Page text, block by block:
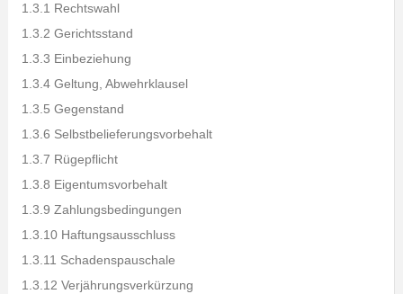
1.3.1 Rechtswahl
1.3.2 Gerichtsstand
1.3.3 Einbeziehung
1.3.4 Geltung, Abwehrklausel
1.3.5 Gegenstand
1.3.6 Selbstbelieferungsvorbehalt
1.3.7 Rügepflicht
1.3.8 Eigentumsvorbehalt
1.3.9 Zahlungsbedingungen
1.3.10 Haftungsausschluss
1.3.11 Schadenspauschale
1.3.12 Verjährungsverkürzung